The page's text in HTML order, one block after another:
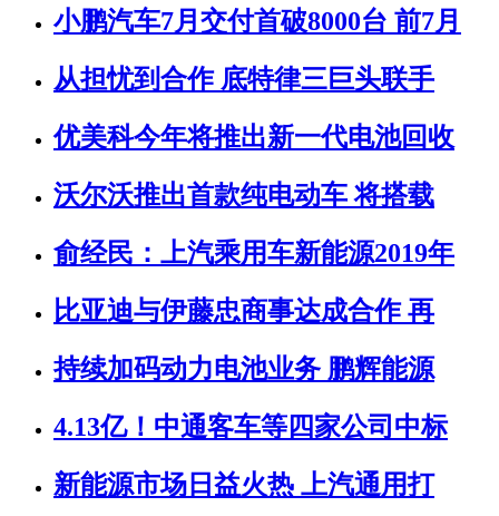
小鹏汽车7月交付首破8000台 前7月
从担忧到合作 底特律三巨头联手
优美科今年将推出新一代电池回收
沃尔沃推出首款纯电动车 将搭载
俞经民：上汽乘用车新能源2019年
比亚迪与伊藤忠商事达成合作 再
持续加码动力电池业务 鹏辉能源
4.13亿！中通客车等四家公司中标
新能源市场日益火热 上汽通用打